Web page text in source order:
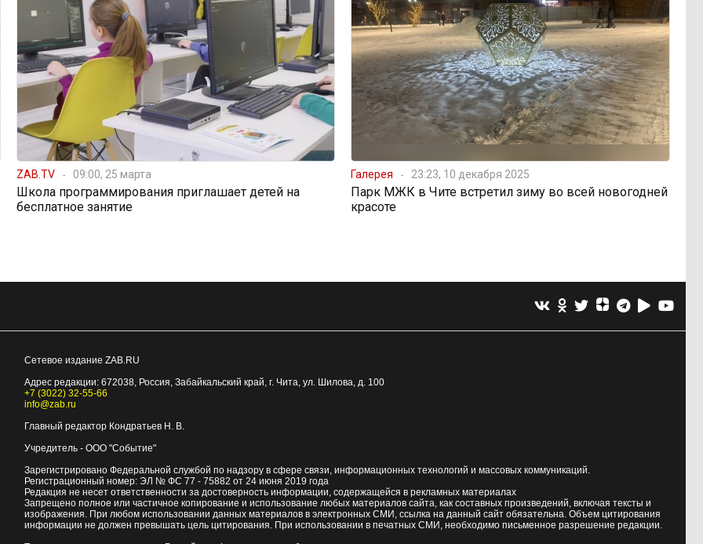
ZAB.TV 09:00, 25 марта
Школа программирования приглашает детей на
бесплатное занятие
Галерея 23:23, 10 декабря 2025
Парк МЖК в Чите встретил зиму во всей новогодней
красоте
Сетевое издание ZAB.RU
Адрес редакции: 672038, Россия, Забайкальский край, г. Чита, ул. Шилова, д. 100
+7 (3022) 32-55-66
info@zab.ru
Главный редактор Кондратьев Н. В.
Учредитель - ООО "Событие"
Зарегистрировано Федеральной службой по надзору в сфере связи, информационных технологий и массовых коммуникаций.
Регистрационный номер: ЭЛ № ФС 77 - 75882 от 24 июня 2019 года
Редакция не несет ответственности за достоверность информации, содержащейся в рекламных материалах
Запрещено полное или частичное копирование и использование любых материалов сайта, как составных произведений, включая тексты и
изображения. При любом использовании данных материалов в электронных СМИ, ссылка на данный сайт обязательна. Объем цитирования
информации не должен превышать цель цитирования. При использовании в печатных СМИ, необходимо письменное разрешение редакции.